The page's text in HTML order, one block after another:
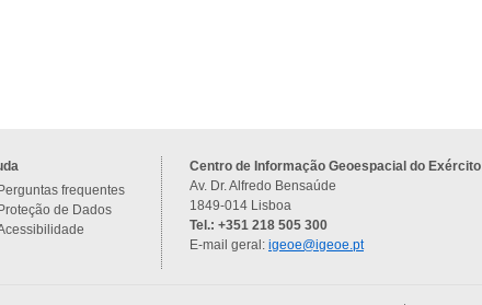
Perguntas frequentes
Proteção de Dados
Centro de Informação Geoespacial do Exército
Av. Dr. Alfredo Bensaúde
1849-014 Lisboa
Tel.: +351 218 505 300
E-mail geral: igeoe@igeoe.pt